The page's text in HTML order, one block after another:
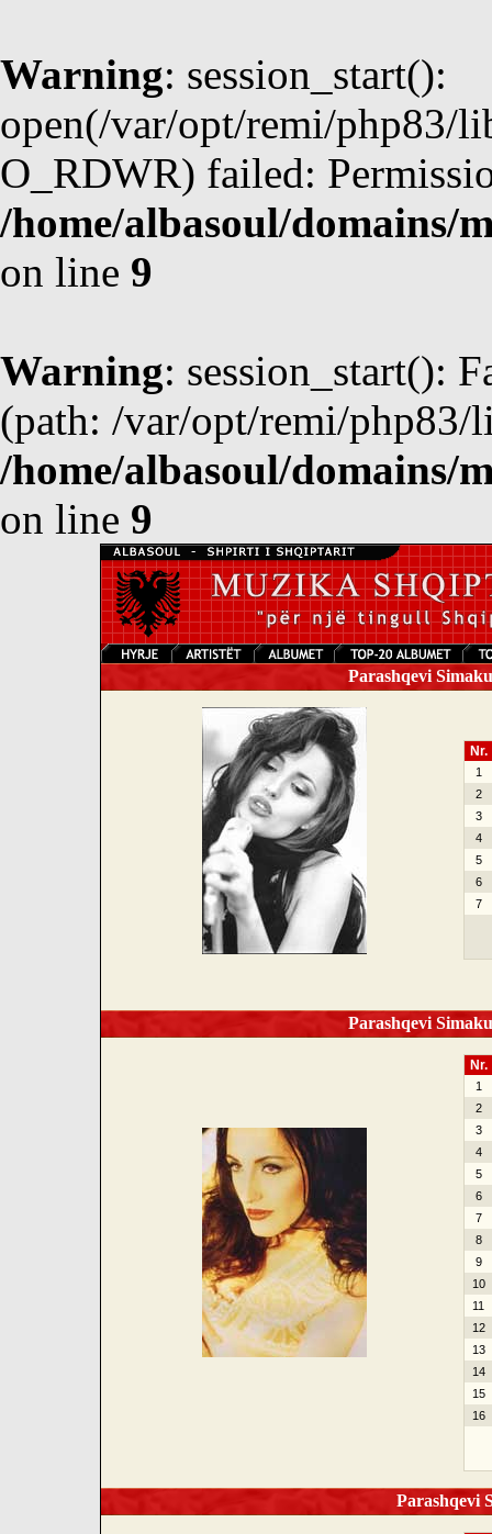
Warning: session_start():
open(/var/opt/remi/php83/
O_RDWR) failed:
/home/albasoul/domains/
on line 9
Warning: session_start():
(path: /var/opt/remi/php83/
/home/albasoul/domains/
on line 9
Parashqevi
Nr.
1
2
3
4
5
6
7
Parashqevi
Nr.
1
2
3
4
5
6
7
8
9
10
11
12
13
14
15
16
Parashqevi